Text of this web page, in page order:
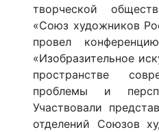
творческой
«Союз художников
провел
«Изобразительное
пространстве
проблемы и
Участвовали
отделений Союзов